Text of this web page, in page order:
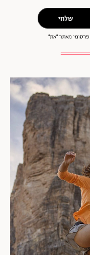
שלחי
מאתר ״את״